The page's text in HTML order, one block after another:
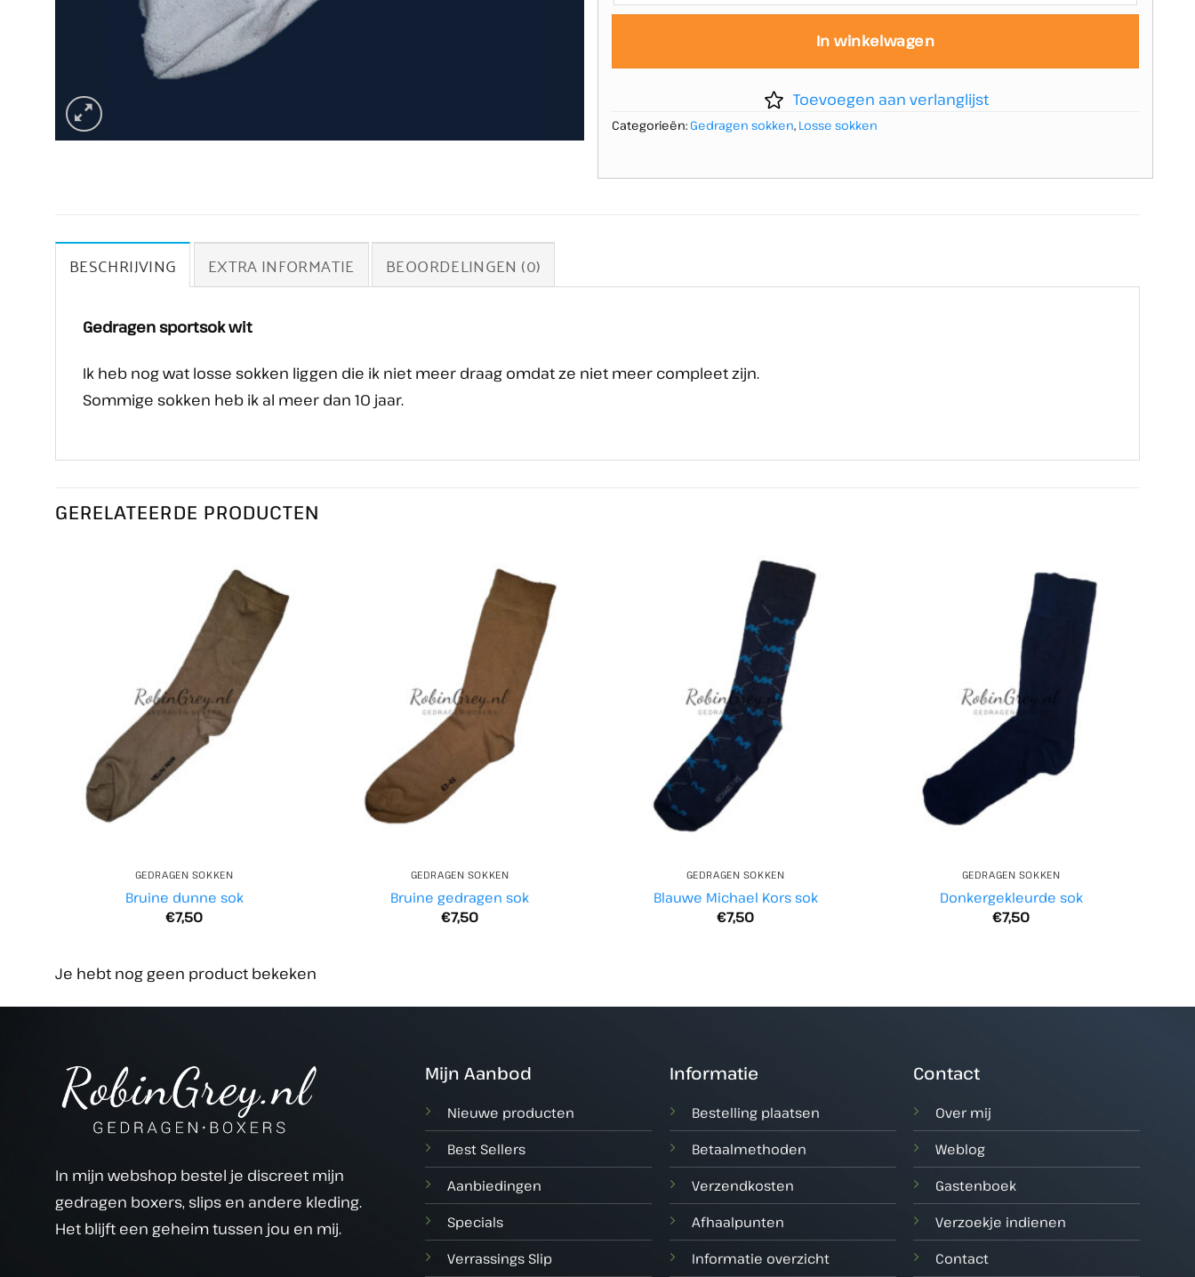
In winkelwagen
Toevoegen aan verlanglijst
Categorieën: Gedragen sokken, Losse sokken
BESCHRIJVING EXTRA INFORMATIE BEOORDELINGEN (0)
Gedragen sportsok wit
Ik heb nog wat losse sokken liggen die ik niet meer draag omdat ze niet meer compleet zijn.
Sommige sokken heb ik al meer dan 10 jaar.
GERELATEERDE PRODUCTEN
GEDRAGEN SOKKEN
Bruine dunne sok
€7,50
GEDRAGEN SOKKEN
Bruine gedragen sok
€7,50
GEDRAGEN SOKKEN
Blauwe Michael Kors sok
€7,50
GEDRAGEN SOKKEN
Donkergekleurde sok
€7,50
Je hebt nog geen product bekeken
In mijn webshop bestel je discreet mijn
gedragen boxers, slips en andere kleding.
Het blijft een geheim tussen jou en mij.
Mijn Aanbod
Nieuwe producten
Best Sellers
Aanbiedingen
Specials
Verrassings Slip
Informatie
Bestelling plaatsen
Betaalmethoden
Verzendkosten
Afhaalpunten
Informatie overzicht
Contact
Over mij
Weblog
Gastenboek
Verzoekje indienen
Contact